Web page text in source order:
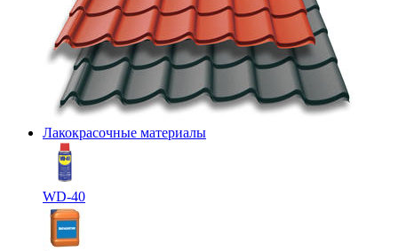
Лакокрасочные материалы
WD-40